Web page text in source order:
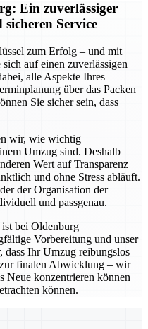
Ein zuverlässiger
Service
zum Erfolg – und mit
auf einen zuverlässigen
alle Aspekte Ihres
über das Packen
Sie sicher sein, dass
wir, wie wichtig
Umzug sind. Deshalb
Wert auf Transparenz
und ohne Stress abläuft.
der Organisation der
und passgenau.
bei Oldenburg
Vorbereitung und unser
dass Ihr Umzug reibungslos
finalen Abwicklung – wir
Neue konzentrieren können
können.